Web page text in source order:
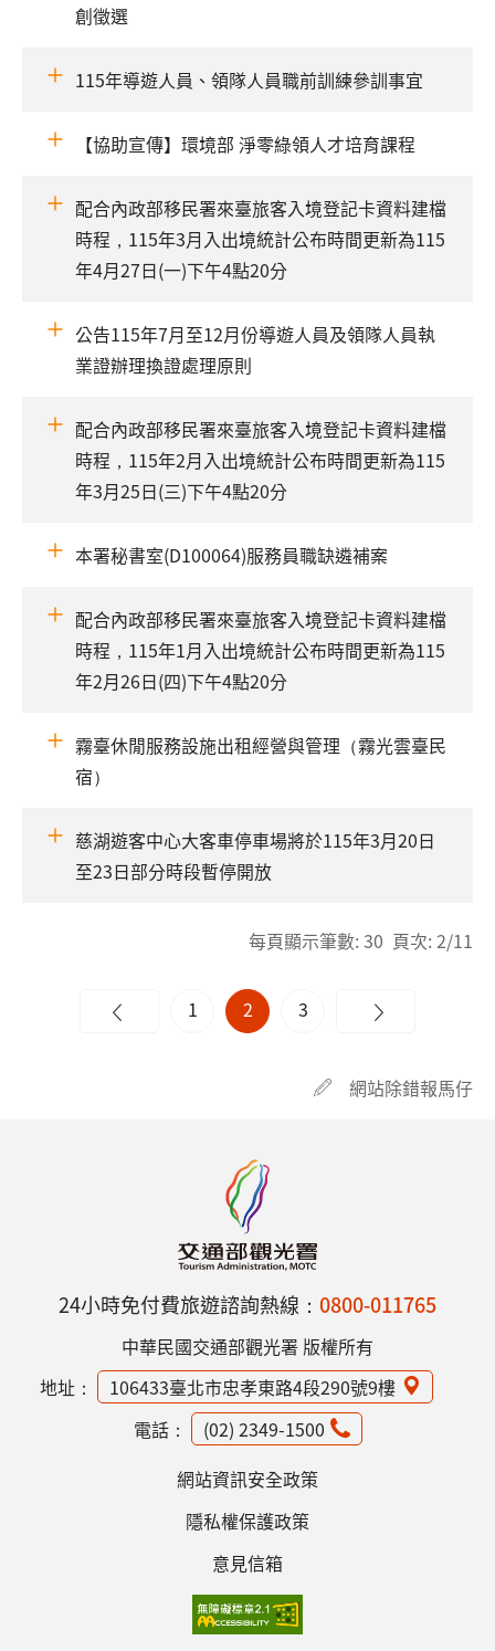
創徵選
115年導遊人員、領隊人員職前訓練參訓事宜
【協助宣傳】環境部 淨零綠領人才培育課程
配合內政部移民署來臺旅客入境登記卡資料建檔
時程，115年3月入出境統計公布時間更新為115
年4月27日(一)下午4點20分
公告115年7月至12月份導遊人員及領隊人員執
業證辦理換證處理原則
配合內政部移民署來臺旅客入境登記卡資料建檔
時程，115年2月入出境統計公布時間更新為115
年3月25日(三)下午4點20分
本署秘書室(D100064)服務員職缺遴補案
配合內政部移民署來臺旅客入境登記卡資料建檔
時程，115年1月入出境統計公布時間更新為115
年2月26日(四)下午4點20分
霧臺休閒服務設施出租經營與管理（霧光雲臺民
宿）
慈湖遊客中心大客車停車場將於115年3月20日
至23日部分時段暫停開放
每頁顯示筆數: 30 頁次: 2/11
1 2 3
網站除錯報馬仔
24小時免付費旅遊諮詢熱線： 0800-011765
中華民國交通部觀光署 版權所有
地址：
106433臺北市忠孝東路4段290號9樓
電話：
(02) 2349-1500
網站資訊安全政策
隱私權保護政策
意見信箱